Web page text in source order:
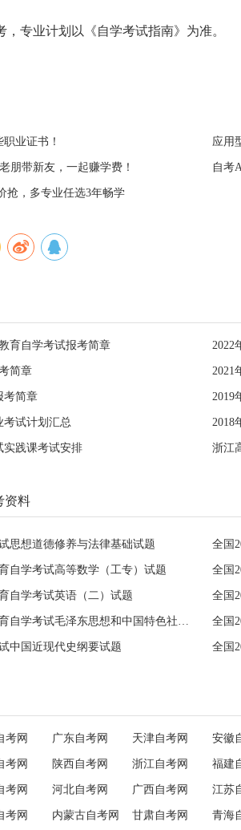
专业计划以《自学考试指南》为准。
业证书！ 应用
朋带新友，一起赚学费！ 自考
抢，多专业任选3年畅学
育自学考试报考简章 2022
简章 2021
考简章 2019
考试计划汇总 2018
实践课考试安排 浙江
资料
思想道德修养与法律基础试题
自学考试高等数学（工专）试题 全国
自学考试英语（二）试题 全国
全国2024年4月高等教育自学考试毛泽东思想和中国特色社会主义理论体系概论试题 全国
中国近现代史纲要试题 全国
考网 广东自考网 天津自考网 安徽
考网 陕西自考网 浙江自考网 福建
考网 河北自考网 广西自考网 江苏
考网 内蒙古自考网 甘肃自考网 青海